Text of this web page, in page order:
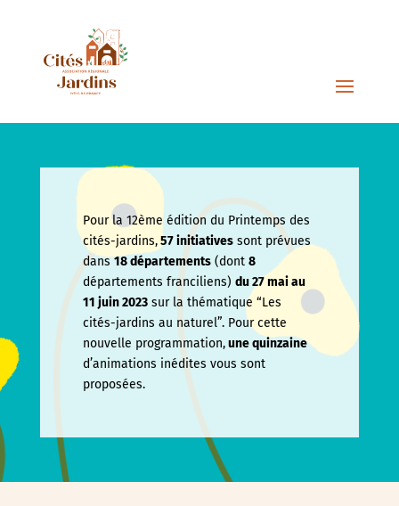
Pour la 12ème édition du Printemps des
cités-jardins,57 initiativessont prévues
dans18 départements(dont 8
départements franciliens) du 27 mai au
11 juin2023sur la thématique “Les
cités-jardins au naturel”. Pour cette
nouvelle programmation,une quinzaine
d’animations inédites vous sont
proposées.